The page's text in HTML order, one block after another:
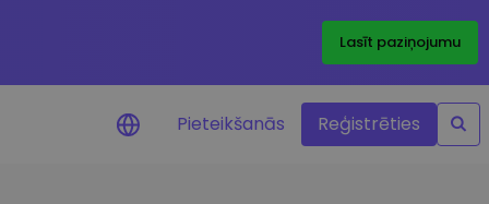
Lasīt paziņojumu
Pieteikšanās Reģistrēties